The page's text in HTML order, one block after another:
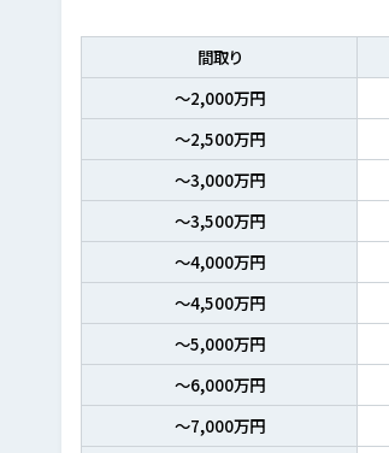
間取り
～2,000万円
～2,500万円
～3,000万円
～3,500万円
～4,000万円
～4,500万円
～5,000万円
～6,000万円
～7,000万円